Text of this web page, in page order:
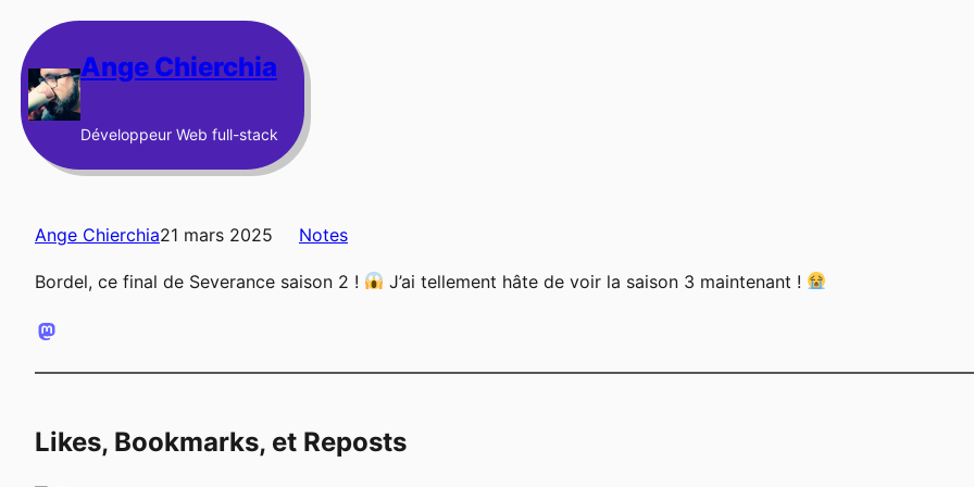
au
contenu Ange Chierchia
Développeur Web full-stack
Ange Chierchia21 mars 2025 Notes
Bordel, ce final de Severance saison 2 ! J’ai tellement hâte de voir la saison 3 maintenant !
Likes, Bookmarks, et Reposts